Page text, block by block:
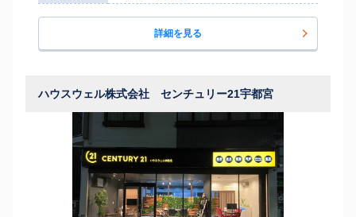
詳細を見る
ハウスウェル株式会社 センチュリー21宇都宮